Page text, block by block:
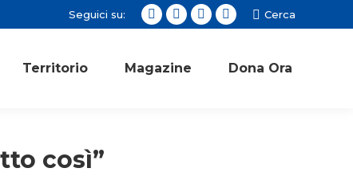
Seguici su:
Facebook
opens
Twitter
opens
Instagram
opens
YouTube
opens
Cerca:
Cerca
Territorio Magazine Dona Ora
così”